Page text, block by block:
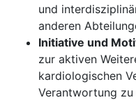
und
anderen
Initiative und
zur aktiven
kardiologischen
Verantwortung zu